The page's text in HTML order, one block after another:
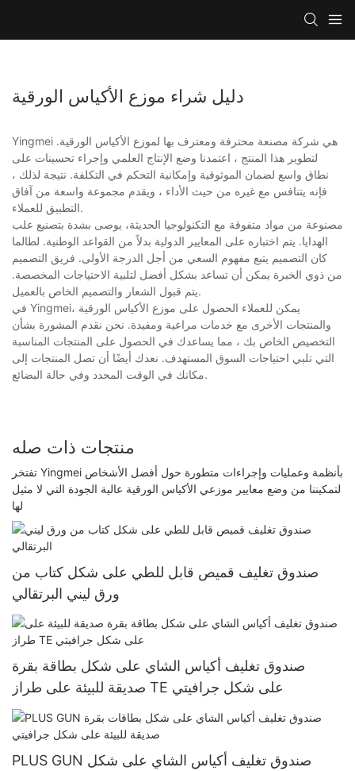
دليل شراء موزع الأكياس الورقية
Yingmei هي شركة مصنعة محترفة ومعترف بها لموزع الأكياس الورقية.
لتطوير هذا المنتج ، اعتمدنا وضع الإنتاج العلمي وإجراء تحسينات على
نطاق واسع لضمان الموثوقية وإمكانية التحكم في التكلفة. نتيجة لذلك ،
فإنه يتنافس مع غيره من حيث الأداء ، ويقدم مجموعة واسعة من آفاق
التطبيق للعملاء.
مصنوعة من مواد متفوقة مع التكنولوجيا الحديثة، يوصى بشدة بتصنيع علب
الهدايا. يتم اختباره على المعايير الدولية بدلاً من القواعد الوطنية. لطالما
كان التصميم يتبع مفهوم السعي من أجل الدرجة الأولى. فريق التصميم
من ذوي الخبرة يمكن أن تساعد بشكل أفضل لتلبية الاحتياجات المخصصة.
يتم قبول الشعار والتصميم الخاص بالعميل.
في Yingmei، يمكن للعملاء الحصول على موزع الأكياس الورقية
والمنتجات الأخرى مع خدمات مراعية ومفيدة. نحن نقدم المشورة بشأن
التخصيص الخاص بك ، مما يساعدك في الحصول على المنتجات المناسبة
التي تلبي احتياجات السوق المستهدف. نعدك أيضًا أن تصل المنتجات إلى
مكانك في الوقت المحدد وفي حالة البضائع.
منتجات ذات صله
تفتخر Yingmei بأنظمة وعمليات وإجراءات متطورة حول أفضل الأشخاص
لتمكيننا من وضع معايير موزعي الأكياس الورقية عالية الجودة التي لا مثيل
لها
صندوق تغليف قميص قابل للطي على شكل كتاب من
ورق ليني البرتقالي
صندوق تغليف أكياس الشاي على شكل بطاقة بقرة
صديقة للبيئة على طراز TE على شكل جرافيتي
PLUS GUN صندوق تغليف أكياس الشاي على شكل